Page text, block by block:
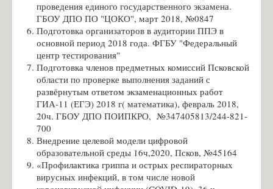
Волкова Н.О. - учитель музыки
Иванова Е.Ф. - учитель музыки
Семенова И.В. - библиотекарь
Амосёнок Н.Л. - учитель математики
Михеенкова М.И. - учитель начальных классов
Карпёнкова А.Ю. - учитель начальных классов
Петрова С.И. - учитель русского языка и литературы
Архипова И.А. - учитель иностранного языка
Захарова А.Э. - учитель начальных классов
проведения единого государственного экзамена.
ГБОУ ДПО ПО "ЦОКО", март 2018, №0847
Подготовка организаторов в аудитории ППЭ в
основной период 2018 года. ФГБУ "Федеральный
центр тестирования"
Подготовка членов предметных комиссий Псковской
области по проверке выполнения заданий с
развёрнутым ответом экзаменационных работ
ГИА-11 (ЕГЭ) 2018 г( математика), февраль 2018,
20ч. ГБОУ ДПО ПОИПКРО, №347405813/244-821-
700
Внедрение целевой модели цифровой
образовательной среды 16ч,2020, Псков, №45164
«Профилактика гриппа и острых респираторных
вирусных инфекций, в том числе новой